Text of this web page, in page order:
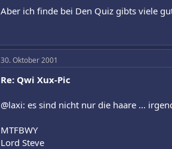
Aber ich finde bei Den Quiz gibts viele
30. Oktober 2001
Re: Qwi Xux-Pic
@laxi: es sind nicht nur die haare ...
MTFBWY
Lord Steve